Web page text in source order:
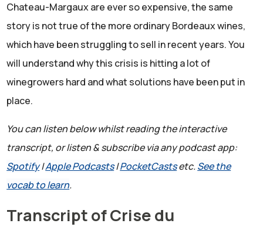
Chateau-Margaux are ever so expensive, the same
story is not true of the more ordinary Bordeaux wines,
which have been struggling to sell in recent years. You
will understand why this crisis is hitting a lot of
winegrowers hard and what solutions have been put in
place.
You can listen below whilst reading the interactive
transcript, or listen & subscribe via any podcast app:
Spotify|Apple Podcasts|PocketCastsetc.See the
vocab to learn.
Transcript of Crise du